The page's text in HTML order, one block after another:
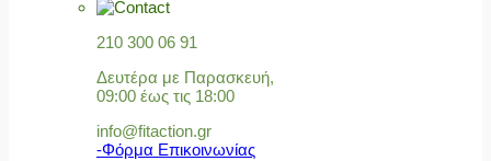
210 300 06 91
Δευτέρα με Παρασκευή,
09:00 έως τις 18:00
info@fitaction.gr
-Φόρμα Επικοινωνίας